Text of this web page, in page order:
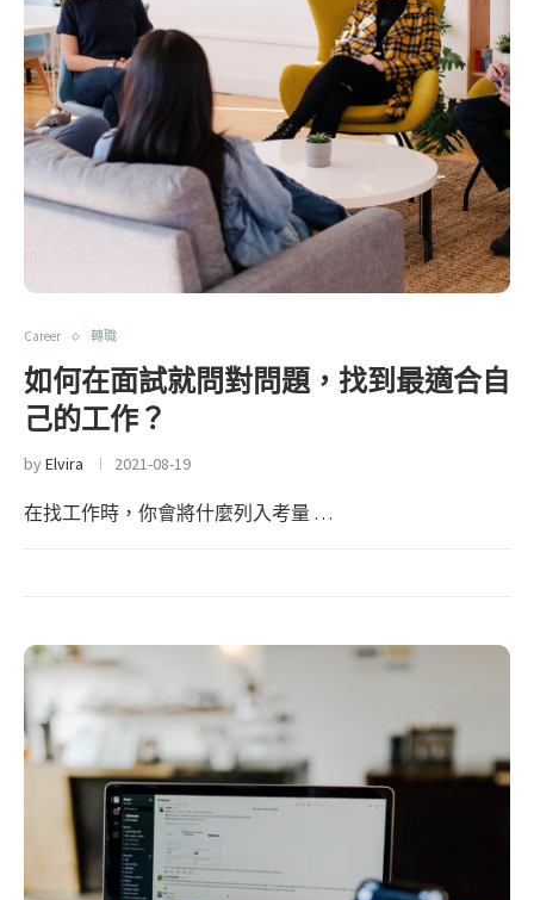
Career 轉職
如何在面試就問對問題，找到最適合自
己的工作？
byElvira 2021-08-19
在找工作時，你會將什麼列入考量 …